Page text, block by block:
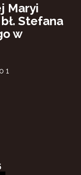
Maryi
Stefana
w
1